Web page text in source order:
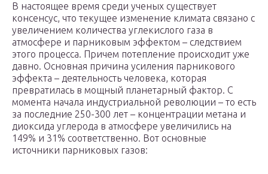
В настоящее время среди ученых существует
консенсус, что текущее изменение климата связано с
увеличением количества углекислого газа в
атмосфере и парниковым эффектом – следствием
этого процесса. Причем потепление происходит уже
давно. Основная причина усиления парникового
эффекта – деятельность человека, которая
превратилась в мощный планетарный фактор. С
момента начала индустриальной революции – то есть
за последние 250-300 лет – концентрации метана и
диоксида углерода в атмосфере увеличились на
149% и 31% соответственно. Вот основные
источники парниковых газов: